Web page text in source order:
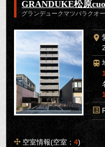
GRANDUKE松原
グランデュークマツバラクオ
空室情報(空室：4)